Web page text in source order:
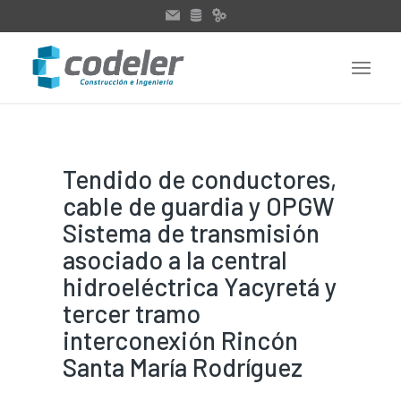
Tendido de conductores,
cable de guardia y OPGW
Sistema de transmisión
asociado a la central
hidroeléctrica Yacyretá y
tercer tramo
interconexión Rincón
Santa María Rodríguez